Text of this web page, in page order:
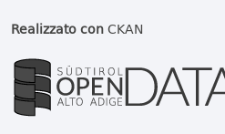
Realizzato conCKAN